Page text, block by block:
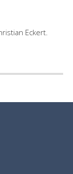
Eckert.